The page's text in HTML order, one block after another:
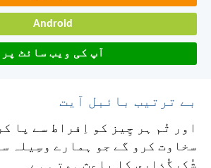
Android
آپ کی ویب سائٹ پر
بے ترتیب بائبل آیت
اور تُم ہر چِیز کو اِفراط سے پا
سخاوت کرو گے جو ہمارے وسِیلہ